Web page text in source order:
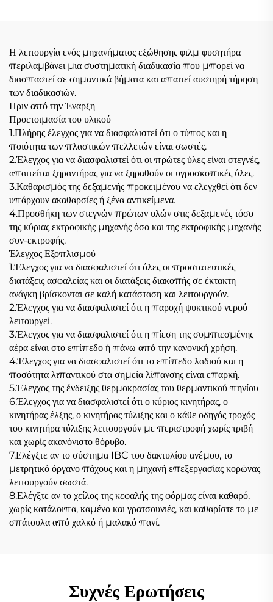
Η λειτουργία ενός μηχανήματος εξώθησης φιλμ φυσητήρα
περιλαμβάνει μια συστηματική διαδικασία που μπορεί να
διασπαστεί σε σημαντικά βήματα και απαιτεί αυστηρή τήρηση
των διαδικασιών.
Πριν από την Έναρξη
Προετοιμασία του υλικού
1.Πλήρης έλεγχος για να διασφαλιστεί ότι ο τύπος και η
ποιότητα των πλαστικών πελλετών είναι σωστές.
2.Έλεγχος για να διασφαλιστεί ότι οι πρώτες ύλες είναι στεγνές,
απαιτείται ξηραντήρας για να ξηραθούν οι υγροσκοπικές ύλες.
3.Καθαρισμός της δεξαμενής προκειμένου να ελεγχθεί ότι δεν
υπάρχουν ακαθαρσίες ή ξένα αντικείμενα.
4.Προσθήκη των στεγνών πρώτων υλών στις δεξαμενές τόσο
της κύριας εκτροφικής μηχανής όσο και της εκτροφικής μηχανής
συν-εκτροφής.
Έλεγχος Εξοπλισμού
1.Έλεγχος για να διασφαλιστεί ότι όλες οι προστατευτικές
διατάξεις ασφαλείας και οι διατάξεις διακοπής σε έκτακτη
ανάγκη βρίσκονται σε καλή κατάσταση και λειτουργούν.
2.Έλεγχος για να διασφαλιστεί ότι η παροχή ψυκτικού νερού
λειτουργεί.
3.Έλεγχος για να διασφαλιστεί ότι η πίεση της συμπιεσμένης
αέρα είναι στο επίπεδο ή πάνω από την κανονική χρήση.
4.Έλεγχος για να διασφαλιστεί ότι το επίπεδο λαδιού και η
ποσότητα λιπαντικού στα σημεία λίπανσης είναι επαρκή.
5.Έλεγχος της ένδειξης θερμοκρασίας του θερμαντικού πηνίου
6.Έλεγχος για να διασφαλιστεί ότι ο κύριος κινητήρας, ο
κινητήρας έλξης, ο κινητήρας τύλιξης και ο κάθε οδηγός τροχός
του κινητήρα τύλιξης λειτουργούν με περιστροφή χωρίς τριβή
και χωρίς ακανόνιστο θόρυβο.
7.Ελέγξτε αν το σύστημα IBC του δακτυλίου ανέμου, το
μετρητικό όργανο πάχους και η μηχανή επεξεργασίας κορώνας
λειτουργούν σωστά.
8.Ελέγξτε αν το χείλος της κεφαλής της φόρμας είναι καθαρό,
χωρίς κατάλοιπα, καμένο και γρατσουνιές, και καθαρίστε το με
σπάτουλα από χαλκό ή μαλακό πανί.
Συχνές Ερωτήσεις